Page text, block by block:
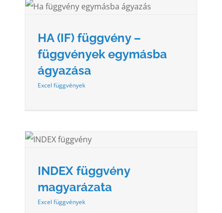
HA (IF) függvény –
függvények egymásba
ágyazása
Excel függvények
INDEX függvény
magyarázata
Excel függvények